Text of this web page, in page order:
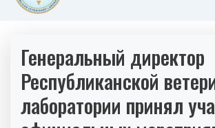
Генеральный директор
Республиканской
лаборатории принял